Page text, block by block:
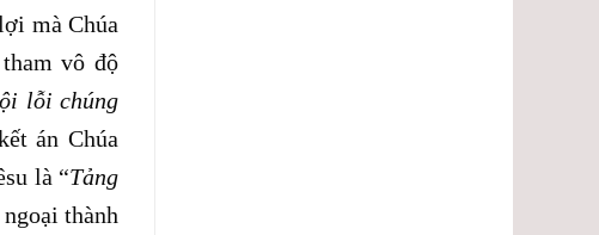
mà Chúa
vô độ
lỗi chúng
án Chúa
là “Tảng
thành